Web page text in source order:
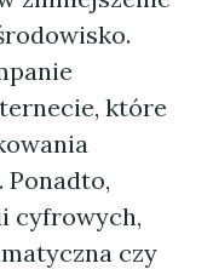
które
cyfrowych,
czy